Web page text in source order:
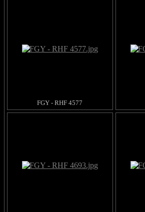
FGY - RHF 4577